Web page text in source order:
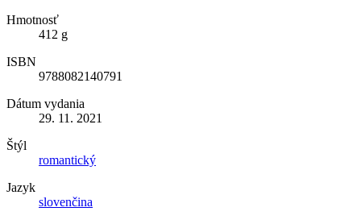
Hmotnosť
412 g
ISBN
9788082140791
Dátum vydania
29. 11. 2021
Štýl
romantický
Jazyk
slovenčina